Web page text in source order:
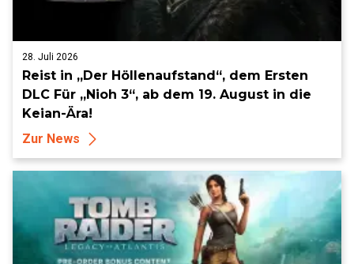
28. Juli 2026
Reist in „Der Höllenaufstand“, dem Ersten
DLC Für „Nioh 3“, ab dem 19. August in die
Keian-Ära!
Zur News